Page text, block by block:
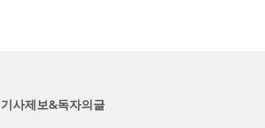
기사제보&독자의글